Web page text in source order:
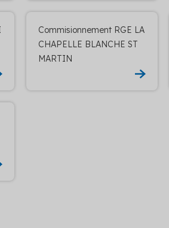
Commisionnement RGE LA
CHAPELLE BLANCHE ST
MARTIN